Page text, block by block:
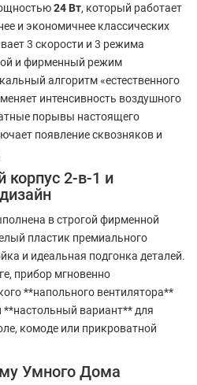
24 Вт, который работает
и экономичнее классических
3 скорости и 3 режима
и фирменный режим
алгоритм «естественного
интенсивность воздушного
порывы настоящего
появление сквозняков и
2-в-1 и
в строгой фирменной
пластик премиального
и идеальная подгонка деталей.
прибор мгновенно
**напольного вентилятора**
вариант** для
комоде или прикроватной
Умного Дома